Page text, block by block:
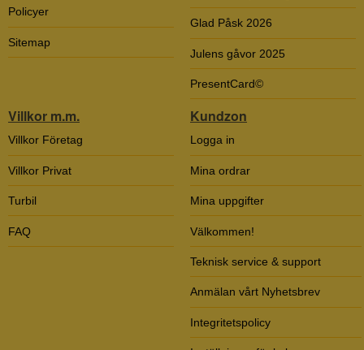
Policyer
Sitemap
Glad Påsk 2026
Julens gåvor 2025
PresentCard©
Villkor m.m.
Villkor Företag
Villkor Privat
Turbil
FAQ
Kundzon
Logga in
Mina ordrar
Mina uppgifter
Välkommen!
Teknisk service & support
Anmälan vårt Nyhetsbrev
Integritetspolicy